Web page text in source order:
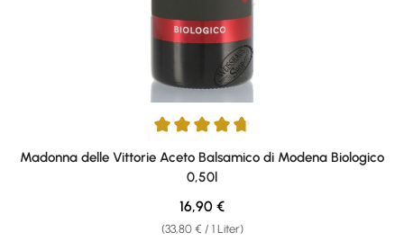
Durchschnittliche Bewertung von 4.8 von 5 Sternen
Madonna delle Vittorie Aceto Balsamico di Modena Biologico
0,50l
(33,80 € / 1 Liter)
Regulärer Preis:
16,90 €